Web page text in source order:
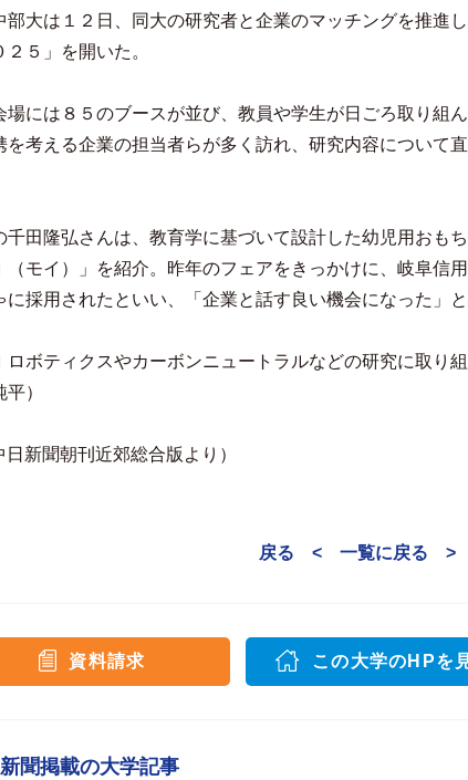
大は１２日、同大の研究者と企業のマッチングを推進
２５」を開いた。
には８５のブースが並び、教員や学生が日ごろ取り組
を考える企業の担当者らが多く訪れ、研究内容について
田隆弘さんは、教育学に基づいて設計した幼児用おも
（モイ）」を紹介。昨年のフェアをきっかけに、岐阜信
採用されたといい、「企業と話す良い機会になった」と
ボティクスやカーボンニュートラルなどの研究に取り
）
新聞朝刊近郊総合版より）
戻る < 一覧に戻る >
資料請求 この大学のHPを
聞掲載の大学記事